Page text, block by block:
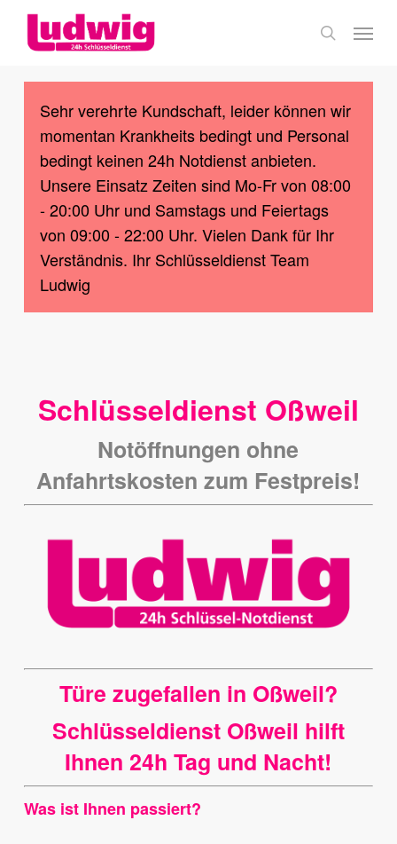
Skip
content
search
Menu
Sehr verehrte Kundschaft, leider können wir
momentan Krankheits bedingt und Personal
bedingt keinen 24h Notdienst anbieten.
Unsere Einsatz Zeiten sind Mo-Fr von 08:00
- 20:00 Uhr und Samstags und Feiertags
von 09:00 - 22:00 Uhr. Vielen Dank für Ihr
Verständnis. Ihr Schlüsseldienst Team
Ludwig
Schlüsseldienst Oßweil
Notöffnungen ohne
Anfahrtskosten zum Festpreis!
Türe zugefallen in Oßweil?
Schlüsseldienst Oßweil hilft
Ihnen 24h Tag und Nacht!
Was ist Ihnen passiert?